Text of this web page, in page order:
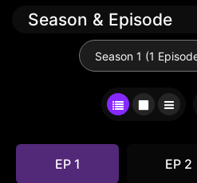
Season & Episode
EP 1 EP 2